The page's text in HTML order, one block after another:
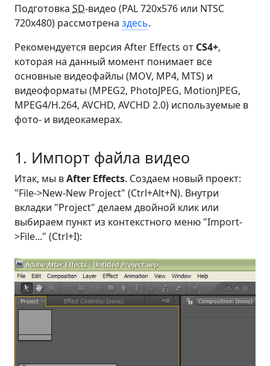
Подготовка SD-видео (PAL 720x576 или NTSC
720x480) рассмотрена здесь.
Рекомендуется версия After Effects от CS4+,
которая на данный момент понимает все
основные видеофайлы (MOV, MP4, MTS) и
видеоформаты (MPEG2, PhotoJPEG, MotionJPEG,
MPEG4/H.264, AVCHD, AVCHD 2.0) используемые в
фото- и видеокамерах.
1. Импорт файла видео
Итак, мы вAfter Effects. Создаем новый проект:
"File->New-New Project" (Ctrl+Alt+N). Внутри
вкладки "Project" делаем двойной клик или
выбираем пункт из контекстного меню "Import-
>File..." (Ctrl+I):